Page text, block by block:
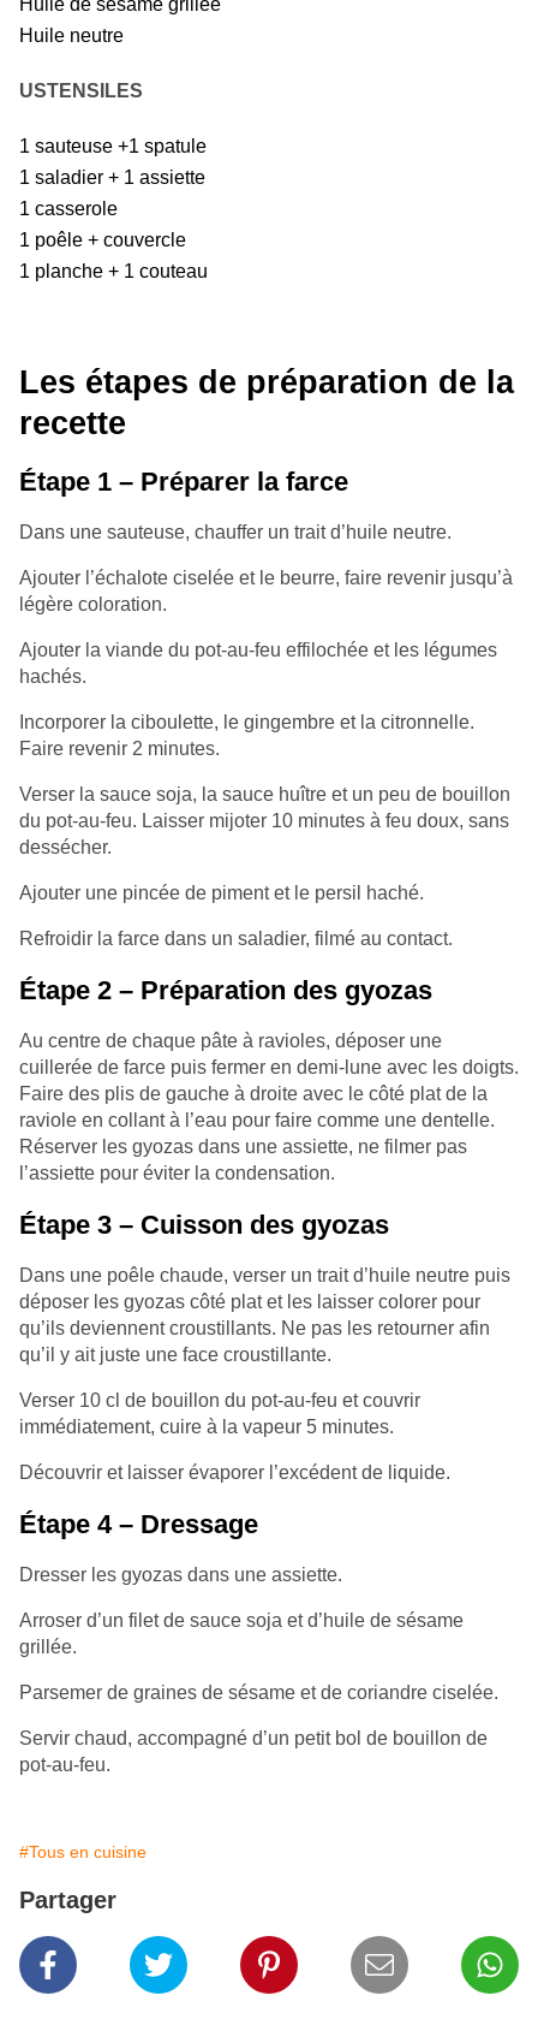
Huile de sésame grillée
Huile neutre
USTENSILES
1 sauteuse +1 spatule
1 saladier + 1 assiette
1 casserole
1 poêle + couvercle
1 planche + 1 couteau
Les étapes de préparation de la
recette
Étape 1 – Préparer la farce
Dans une sauteuse, chauffer un trait d’huile neutre.
Ajouter l’échalote ciselée et le beurre, faire revenir jusqu’à
légère coloration.
Ajouter la viande du pot-au-feu effilochée et les légumes
hachés.
Incorporer la ciboulette, le gingembre et la citronnelle.
Faire revenir 2 minutes.
Verser la sauce soja, la sauce huître et un peu de bouillon
du pot-au-feu. Laisser mijoter 10 minutes à feu doux, sans
dessécher.
Ajouter une pincée de piment et le persil haché.
Refroidir la farce dans un saladier, filmé au contact.
Étape 2 – Préparation des gyozas
Au centre de chaque pâte à ravioles, déposer une
cuillerée de farce puis fermer en demi-lune avec les doigts.
Faire des plis de gauche à droite avec le côté plat de la
raviole en collant à l’eau pour faire comme une dentelle.
Réserver les gyozas dans une assiette, ne filmer pas
l’assiette pour éviter la condensation.
Étape 3 – Cuisson des gyozas
Dans une poêle chaude, verser un trait d’huile neutre puis
déposer les gyozas côté plat et les laisser colorer pour
qu’ils deviennent croustillants. Ne pas les retourner afin
qu’il y ait juste une face croustillante.
Verser 10 cl de bouillon du pot-au-feu et couvrir
immédiatement, cuire à la vapeur 5 minutes.
Découvrir et laisser évaporer l’excédent de liquide.
Étape 4 – Dressage
Dresser les gyozas dans une assiette.
Arroser d’un filet de sauce soja et d’huile de sésame
grillée.
Parsemer de graines de sésame et de coriandre ciselée.
Servir chaud, accompagné d’un petit bol de bouillon de
pot-au-feu.
#Tous en cuisine
Partager